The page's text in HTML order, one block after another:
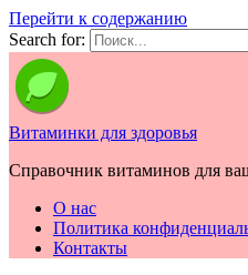
Перейти к содержанию
Search for:
Витаминки для здоровья
Справочник витаминов для
О нас
Политика
Контакты